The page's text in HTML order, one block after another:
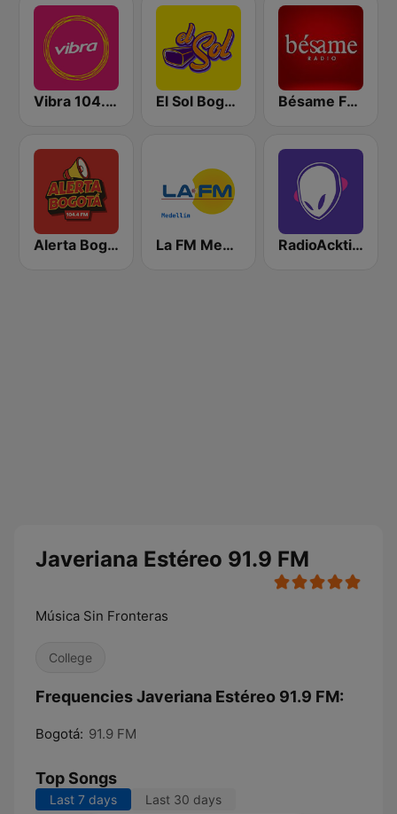
Vibra 104.9 FM El Sol Bogotá Bésame FM Bogotá
Alerta Bogotá 104.4 FM La FM Medellín RadioAcktiva Bogotá
Javeriana Estéreo 91.9 FM
Música Sin Fronteras
College
Frequencies Javeriana Estéreo 91.9 FM:
Bogotá: 91.9 FM
Top Songs
Last 7 days Last 30 days